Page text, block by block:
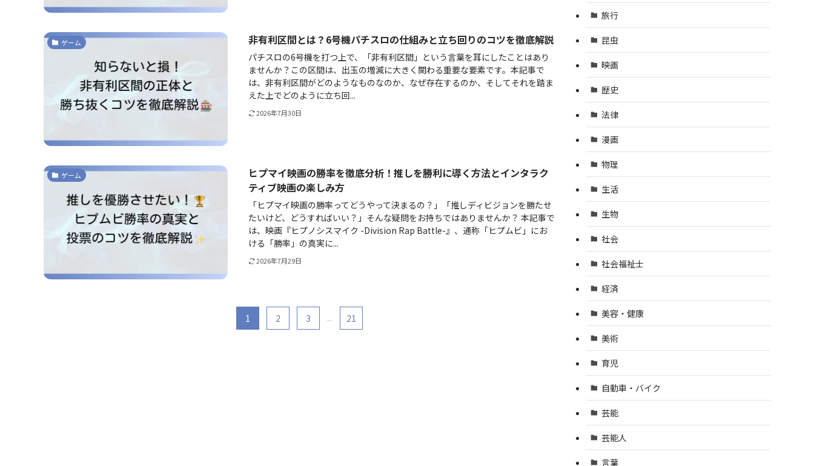
ゲーム 非有利区間とは？6号機パチスロの仕組みと立ち回りのコツを徹底解説
パチスロの6号機を打つ上で、「非有利区間」という言葉を耳にしたことはあり
ませんか？この区間は、出玉の増減に大きく関わる重要な要素です。本記事で
は、非有利区間がどのようなものなのか、なぜ存在するのか、そしてそれを踏ま
えた上でどのように立ち回...
2026年7月30日
ゲーム
ヒプマイ映画の勝率を徹底分析！推しを勝利に導く方法とインタラク
ティブ映画の楽しみ方
「ヒプマイ映画の勝率ってどうやって決まるの？」「推しディビジョンを勝たせ
たいけど、どうすればいい？」そんな疑問をお持ちではありませんか？ 本記事で
は、映画『ヒプノシスマイク -Division Rap Battle-』、通称「ヒプムビ」にお
ける「勝率」の真実に...
2026年7月29日
1 2 3 ... 21
旅行
昆虫
映画
歴史
法律
漫画
物理
生活
生物
社会
社会福祉士
経済
美容・健康
美術
育児
自動車・バイク
芸能
芸能人
言葉